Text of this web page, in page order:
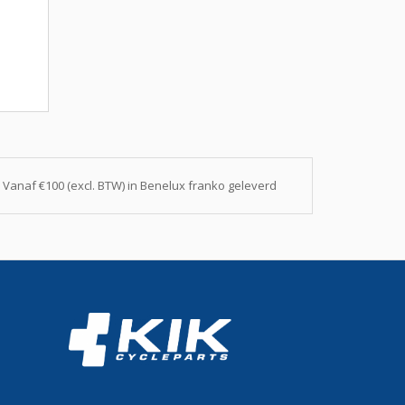
Vanaf €100 (excl. BTW) in Benelux franko geleverd